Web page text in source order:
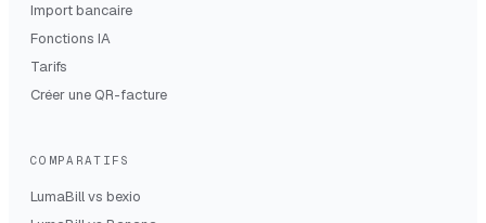
Import bancaire
Fonctions IA
Tarifs
Créer une QR-facture
COMPARATIFS
LumaBill vs bexio